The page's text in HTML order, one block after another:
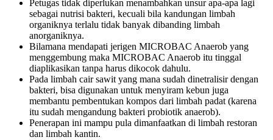
Petugas tidak diperlukan menambahkan unsur apa-apa lagi
sebagai nutrisi bakteri, kecuali bila kandungan limbah
organiknya terlalu tidak banyak dibanding limbah
anorganiknya.
Bilamana mendapati jerigen MICROBAC Anaerob yang
menggembung maka MICROBAC Anaerob itu tinggal
diaplikasikan tanpa harus dikocok dahulu.
Pada limbah cair sawit yang mana sudah dinetralisir dengan
bakteri, bisa digunakan untuk menyiram kebun juga
membantu pembentukan kompos dari limbah padat (karena
itu sudah mengandung bakteri probiotik anaerob).
Penerapan ini mampu pula dimanfaatkan di limbah restoran
dan limbah kantin.